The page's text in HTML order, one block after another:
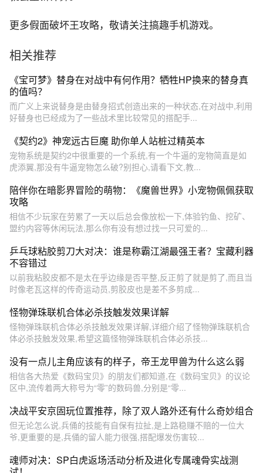
更多假面破坏王攻略，敬请关注搞趣手机游戏。
相关推荐
《宝可梦》替身在对战中有何作用？牺牲HP换来的替身真
的值吗？
而广义上来说替身是由替身招式创造出来的一种状态,在对战中,利用
好替身也已经成为了一些战术里比较常见的搭配手...
《契约2》神宠远古巨魔 助你单人站桩过精英本
宠物系统是契约2中很重要的一个系统,有一个牛逼的宠物简直是如
虎添翼,那没有牛逼宠物怎么破?别担心,请看下文,教...
陪伴你在暗影界冒险的萌物：《魔兽世界》小宠物佩佩获取
攻略
相信不少玩家在劳累了一天以后总会像放松一下,体验钓鱼、挖矿、
盟约内容等休闲玩法,那么你有没有想过找一只可爱的...
乒乓球粘胶剪刀大对决：谁是称霸江湖最强王者？宝藏利器
不容错过
以前我粘胶皮都不是太在乎边缘是否平整,反正剪了就是剪了,而且当
时像老瓦这样的传奇运动员,剪胶皮也是差不多剪成...
怪物弹珠联机合体必杀技触发效果详解
怪物弹珠联机合体必杀技触发效果详解,详细介绍了怪物弹珠联机合
体必杀技触发效果,希望这篇怪物弹珠联机合体必杀技...
没有一点儿主角应该有的样子，帝王龙甲兽为什么这么弱
相信各大热爱《数码宝贝》的朋友们都知道,在《数码宝贝》的议论
区中,流传着两大称号为“零”的数码兽,分别是“零...
决战平安京固玩位置推荐，除了双人路外还有什么奇妙组合
但无论怎么说,兵俑的技能有自保有拉扯,是上路稳赚不赔的一位大
爷,更重要的是,兵俑的留人能力很强,搭配爆发伤害较...
魂师对决：SP白虎返场活动分析及进化专属魂骨实战测